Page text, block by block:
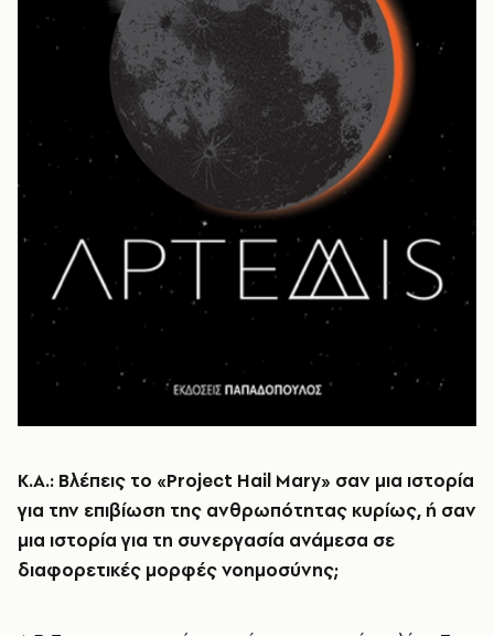
Κ.Α.: Βλέπεις το «Project Hail Mary» σαν μια ιστορία
για την επιβίωση της ανθρωπότητας κυρίως, ή σαν
μια ιστορία για τη συνεργασία ανάμεσα σε
διαφορετικές μορφές νοημοσύνης;